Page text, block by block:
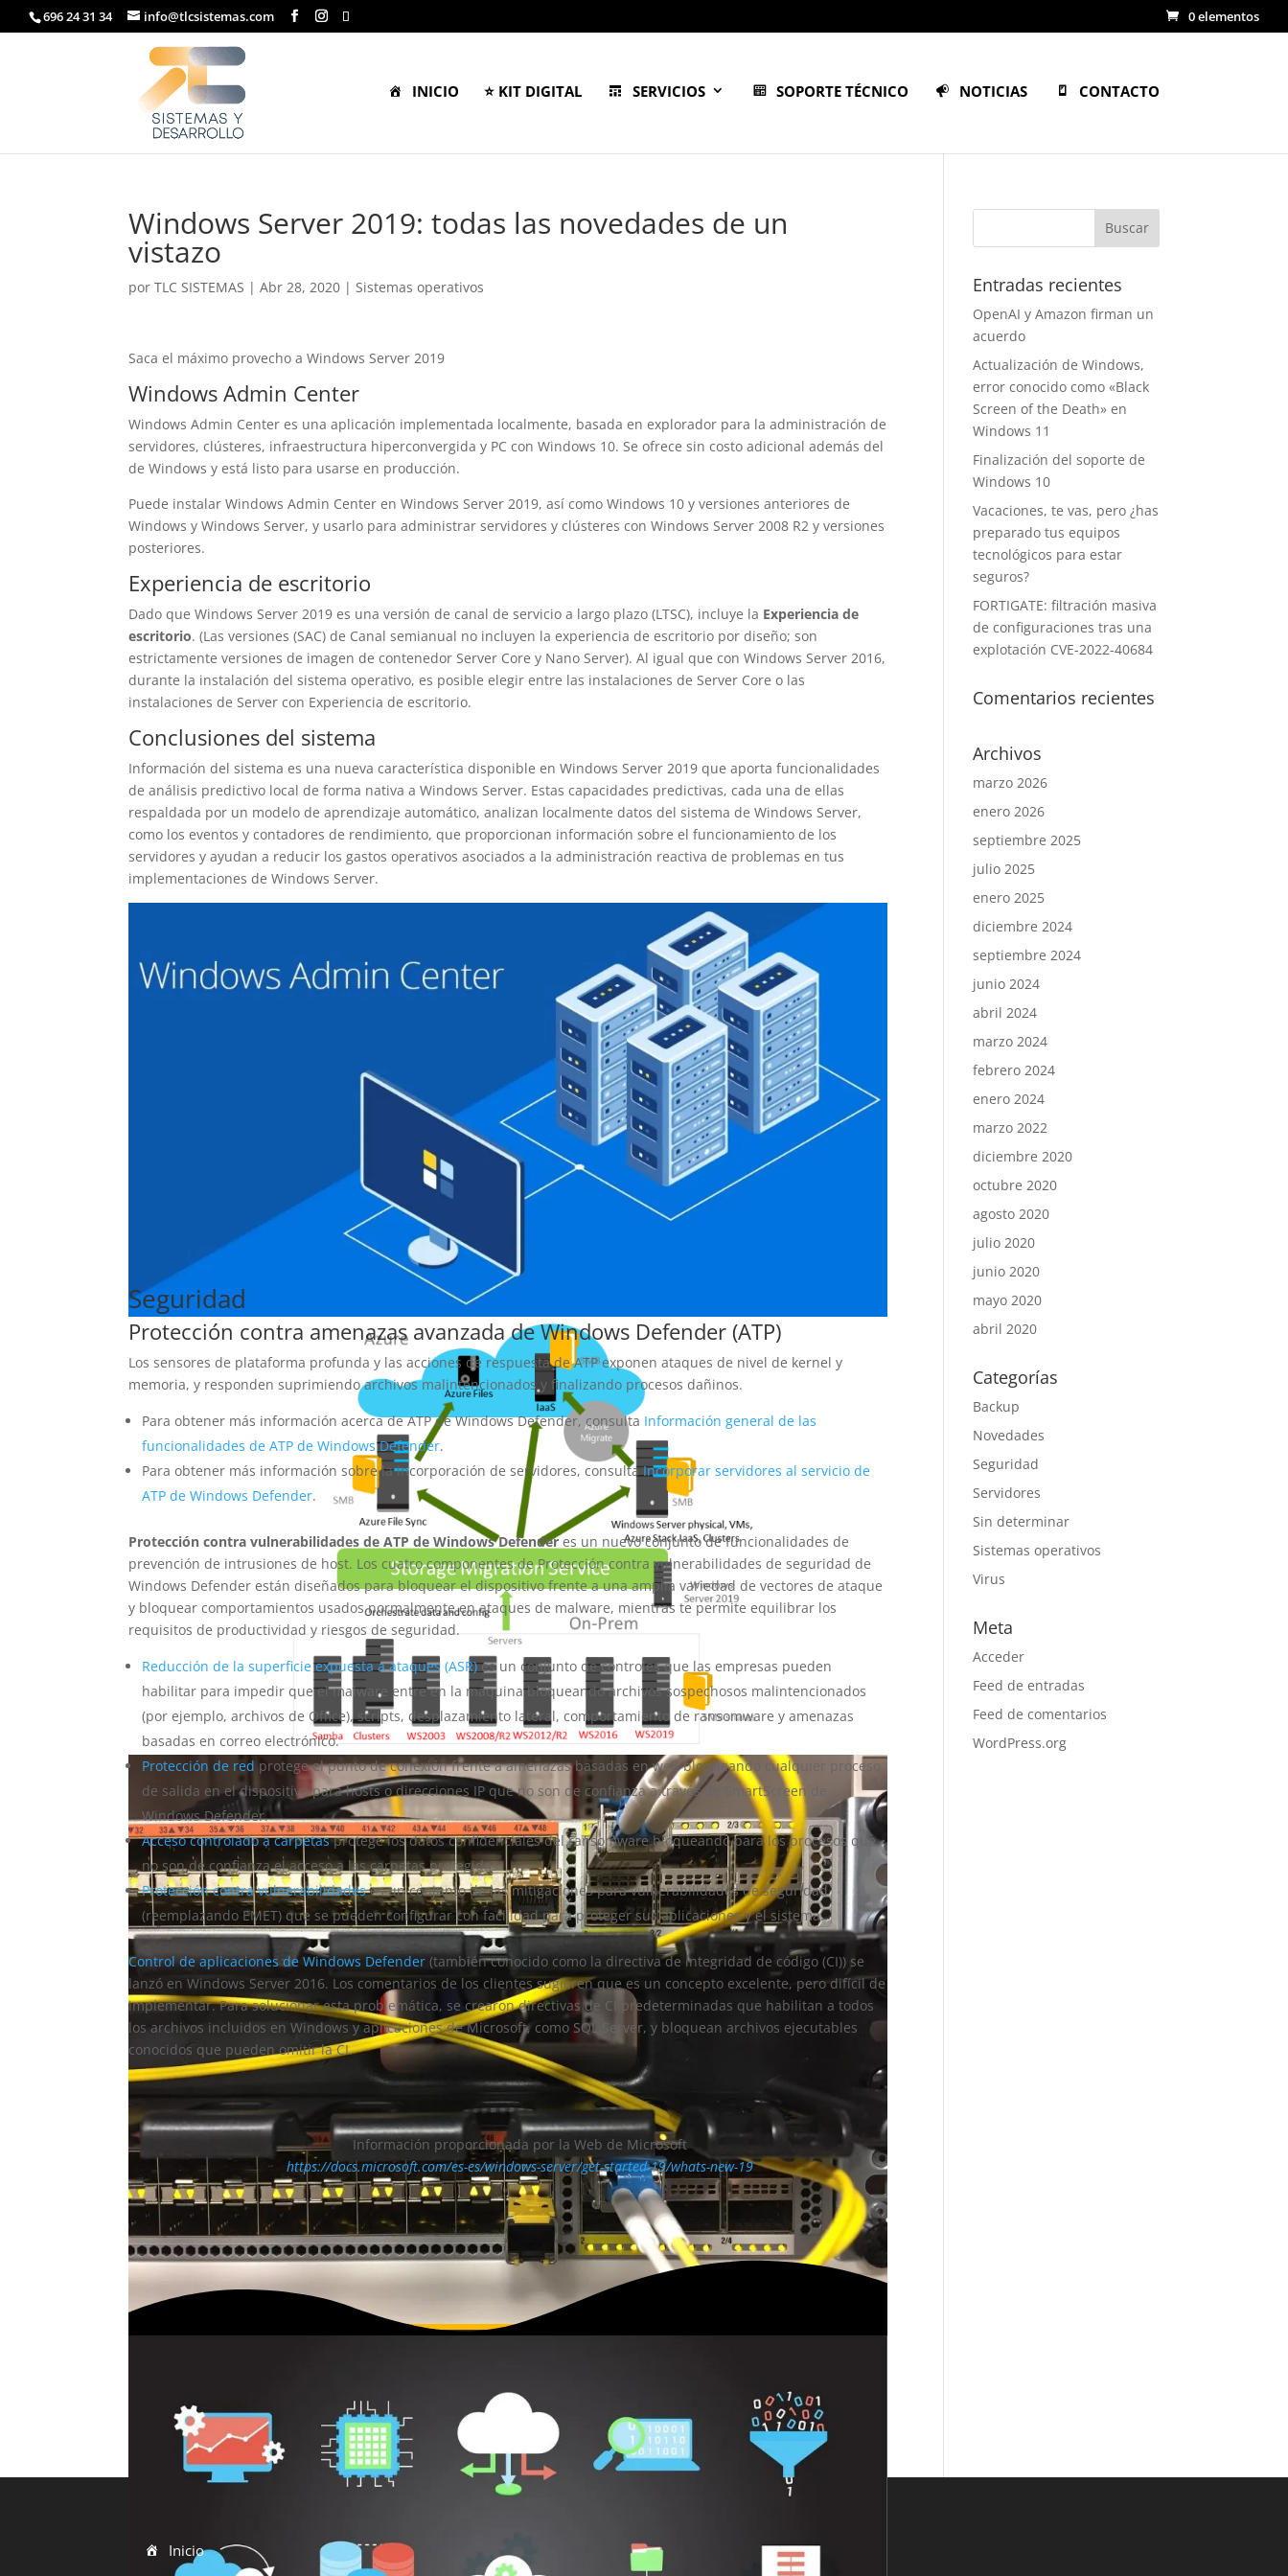
696 24 31 34 info@tlcsistemas.com 0 elementos
INICIO ⭐ KIT DIGITAL SERVICIOS SOPORTE TÉCNICO NOTICIAS CONTACTO
Windows Server 2019: todas las novedades de un
vistazo
porTLC SISTEMAS |Abr 28, 2020 | Sistemas operativos
Saca el máximo provecho a Windows Server 2019
Windows Admin Center
Windows Admin Center es una aplicación implementada localmente, basada en explorador para la administración de
servidores, clústeres, infraestructura hiperconvergida y PC con Windows 10. Se ofrece sin costo adicional además del
de Windows y está listo para usarse en producción.
Puede instalar Windows Admin Center en Windows Server 2019, así como Windows 10 y versiones anteriores de
Windows y Windows Server, y usarlo para administrar servidores y clústeres con Windows Server 2008 R2 y versiones
posteriores.
Experiencia de escritorio
Dado que Windows Server 2019 es una versión de canal de servicio a largo plazo (LTSC), incluye la Experiencia de
escritorio. (Las versiones (SAC) de Canal semianual no incluyen la experiencia de escritorio por diseño; son
estrictamente versiones de imagen de contenedor Server Core y Nano Server). Al igual que con Windows Server 2016,
durante la instalación del sistema operativo, es posible elegir entre las instalaciones de Server Core o las
instalaciones de Server con Experiencia de escritorio.
Conclusiones del sistema
Información del sistema es una nueva característica disponible en Windows Server 2019 que aporta funcionalidades
de análisis predictivo local de forma nativa a Windows Server. Estas capacidades predictivas, cada una de ellas
respaldada por un modelo de aprendizaje automático, analizan localmente datos del sistema de Windows Server,
como los eventos y contadores de rendimiento, que proporcionan información sobre el funcionamiento de los
servidores y ayudan a reducir los gastos operativos asociados a la administración reactiva de problemas en tus
implementaciones de Windows Server.
Seguridad
Protección contra amenazas avanzada de Windows Defender (ATP)
Los sensores de plataforma profunda y las acciones de respuesta de ATP exponen ataques de nivel de kernel y
memoria, y responden suprimiendo archivos malintencionados y finalizando procesos dañinos.
Para obtener más información acerca de ATP de Windows Defender, consulta Información general de las
funcionalidades de ATP de Windows Defender.
Para obtener más información sobre la incorporación de servidores, consultaIncorporar servidores al servicio de
ATP de Windows Defender.
Protección contra vulnerabilidades de ATP de Windows Defenderes un nuevo conjunto de funcionalidades de
prevención de intrusiones de host. Los cuatro componentes de Protección contra vulnerabilidades de seguridad de
Windows Defender están diseñados para bloquear el dispositivo frente a una amplia variedad de vectores de ataque
y bloquear comportamientos usados normalmente en ataques de malware, mientras te permite equilibrar los
requisitos de productividad y riesgos de seguridad.
Reducción de la superficie expuesta a ataques (ASR)es un conjunto de controles que las empresas pueden
habilitar para impedir que el malware entre en la máquina bloqueando archivos sospechosos malintencionados
(por ejemplo, archivos de Office), scripts, desplazamiento lateral, comportamiento de ransomware y amenazas
basadas en correo electrónico.
Protección de red protege el punto de conexión frente a amenazas basadas en web bloqueando cualquier proceso
de salida en el dispositivo para hosts o direcciones IP que no son de confianza a través de SmartScreen de
Windows Defender.
Acceso controlado a carpetasprotege los datos confidenciales del ransomware bloqueando para los procesos que
no son de confianza el acceso a las carpetas protegidas.
Protección contra vulnerabilidadeses un conjunto de las mitigaciones para vulnerabilidades de seguridad
(reemplazando EMET) que se pueden configurar con facilidad para proteger sus aplicaciones y el sistema.
Control de aplicaciones de Windows Defender (también conocido como la directiva de integridad de código (CI)) se
lanzó en Windows Server 2016. Los comentarios de los clientes sugieren que es un concepto excelente, pero difícil de
implementar. Para solucionar esta problemática, se crearon directivas de CI predeterminadas que habilitan a todos
los archivos incluidos en Windows y aplicaciones de Microsoft, como SQL Server, y bloquean archivos ejecutables
conocidos que pueden omitir la CI.
Información proporcionada por la Web de Microsoft
https://docs.microsoft.com/es-es/windows-server/get-started-19/whats-new-19
Entradas recientes
OpenAI y Amazon firman un
acuerdo
Actualización de Windows,
error conocido como «Black
Screen of the Death» en
Windows 11
Finalización del soporte de
Windows 10
Vacaciones, te vas, pero ¿has
preparado tus equipos
tecnológicos para estar
seguros?
FORTIGATE: filtración masiva
de configuraciones tras una
explotación CVE-2022-40684
Comentarios recientes
Archivos
marzo 2026
enero 2026
septiembre 2025
julio 2025
enero 2025
diciembre 2024
septiembre 2024
junio 2024
abril 2024
marzo 2024
febrero 2024
enero 2024
marzo 2022
diciembre 2020
octubre 2020
agosto 2020
julio 2020
junio 2020
mayo 2020
abril 2020
Categorías
Backup
Novedades
Seguridad
Servidores
Sin determinar
Sistemas operativos
Virus
Meta
Acceder
Feed de entradas
Feed de comentarios
WordPress.org
Inicio